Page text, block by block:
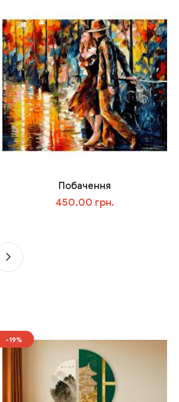
Побачення
450.00 грн.
-19%